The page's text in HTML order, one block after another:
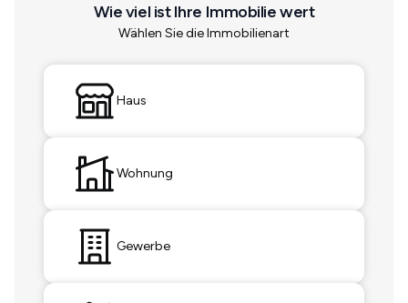
Wie viel ist Ihre Immobilie wert
Wählen Sie die Immobilienart
Haus
Wohnung
Gewerbe